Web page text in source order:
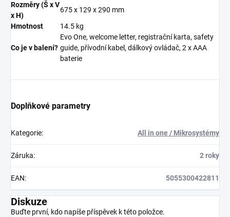
Rozměry (Š x V
x H)
675 x 129 x 290 mm
Hmotnost
14.5 kg
Co je v balení?
Evo One, welcome letter, registrační karta, safety
guide, přívodní kabel, dálkový ovládač, 2 x AAA
baterie
Doplňkové parametry
Kategorie: All in one / Mikrosystémy
Záruka: 2 roky
EAN: 5055300422811
Diskuze
Buďte první, kdo napíše příspěvek k této položce.